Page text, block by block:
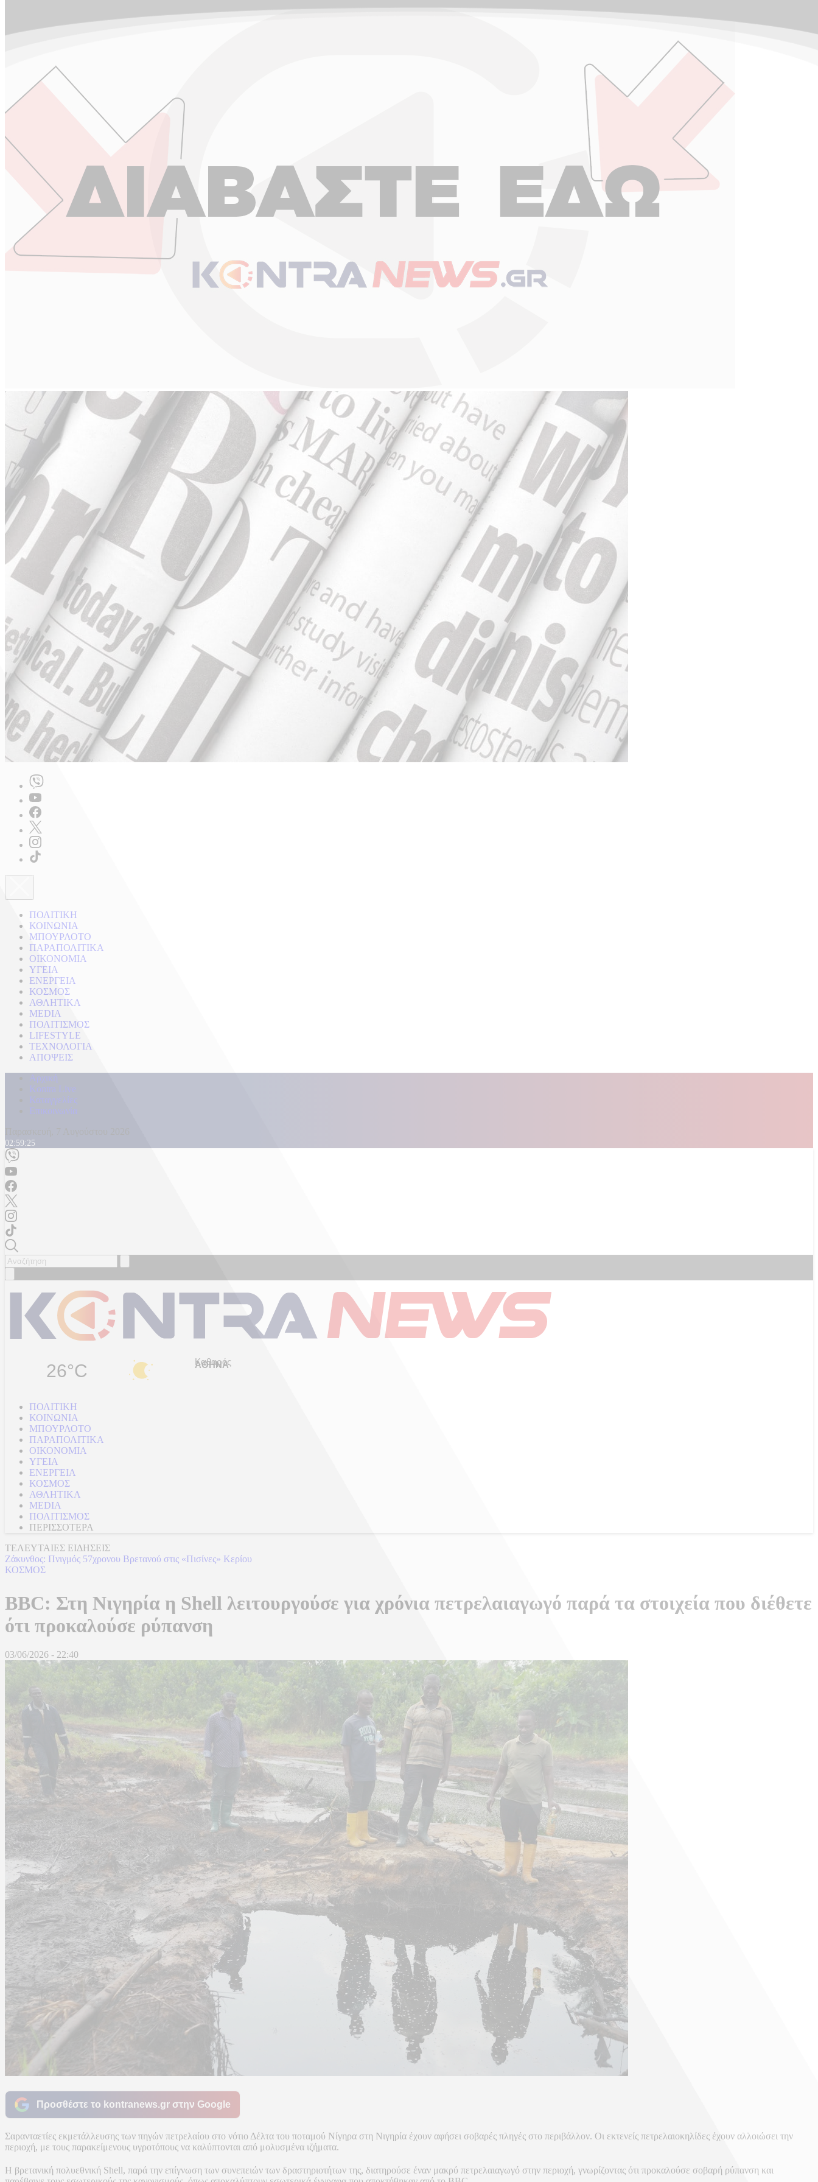
ΠΟΛΙΤΙΚΗ
ΚΟΙΝΩΝΙΑ
ΜΠΟΥΡΛΟΤΟ
ΠΑΡΑΠΟΛΙΤΙΚΑ
ΟΙΚΟΝΟΜΙΑ
ΥΓΕΙΑ
ΕΝΕΡΓΕΙΑ
ΚΟΣΜΟΣ
ΑΘΛΗΤΙΚΑ
MEDIA
ΠΟΛΙΤΙΣΜΟΣ
LIFESTYLE
ΤΕΧΝΟΛΟΓΙΑ
ΑΠΟΨΕΙΣ
Αρχική
Kontra Live
Καταγγελίες
Επικοινωνία
02:59:27
26°C Καθαρός
ΠΟΛΙΤΙΚΗ
ΚΟΙΝΩΝΙΑ
ΜΠΟΥΡΛΟΤΟ
ΠΑΡΑΠΟΛΙΤΙΚΑ
ΟΙΚΟΝΟΜΙΑ
ΥΓΕΙΑ
ΕΝΕΡΓΕΙΑ
ΚΟΣΜΟΣ
ΑΘΛΗΤΙΚΑ
MEDIA
ΠΟΛΙΤΙΣΜΟΣ
ΠΕΡΙΣΣΟΤΕΡΑ
ΤΕΛΕΥΤΑΙΕΣ ΕΙΔΗΣΕΙΣ
Ζάκυνθος: Πνιγμός 57χρονου Βρετανού στις «Πισίνες» Κερίου
ΚΟΣΜΟΣ
BBC: Στη Νιγηρία η Shell λειτουργούσε για χρόνια πετρελαιαγωγό παρά τα στοιχεία που διέθετε
ότι προκαλούσε ρύπανση
03/06/2026 - 22:40
Προσθέστε το kontranews.gr στην Google
Σαρανταετίες εκμετάλλευσης των πηγών πετρελαίου στο νότιο Δέλτα του ποταμού Νίγηρα στη Νιγηρία έχουν αφήσει σοβαρές πληγές στο περιβάλλον. Οι εκτενείς πετρελαιοκηλίδες έχουν αλλοιώσει την
περιοχή, με τους παρακείμενους υγροτόπους να καλύπτονται από μολυσμένα ιζήματα.
Η βρετανική πολυεθνική Shell, παρά την επίγνωση των συνεπειών των δραστηριοτήτων της, διατηρούσε έναν μακρύ πετρελαιαγωγό στην περιοχή, γνωρίζοντας ότι προκαλούσε σοβαρή ρύπανση και